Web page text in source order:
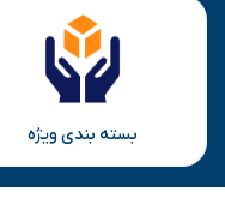
بسته بندی ویژه